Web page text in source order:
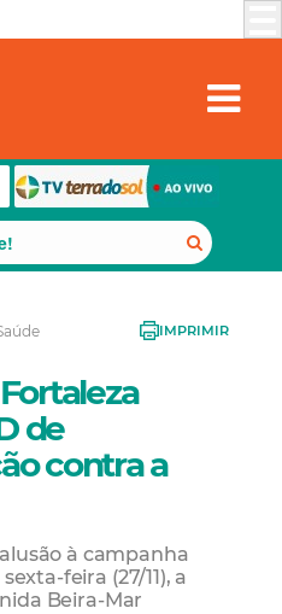
IMPRIMIR
de
contra a
à campanha
feira (27/11), a
Beira-Mar